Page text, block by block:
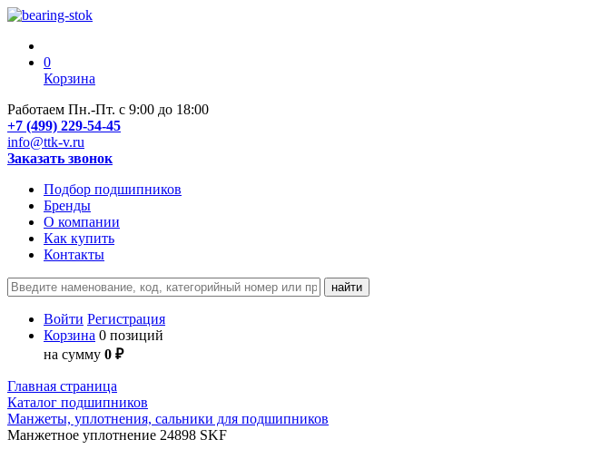
0
Корзина
Работаем Пн.-Пт. с 9:00 до 18:00
+7 (499) 229-54-45
info@ttk-v.ru
Заказать звонок
Подбор подшипников
Бренды
О компании
Как купить
Контакты
Войти Регистрация
Корзина 0 позиций
на сумму 0 ₽
Главная страница
Каталог подшипников
Манжеты, уплотнения, сальники для подшипников
Манжетное уплотнение 24898 SKF